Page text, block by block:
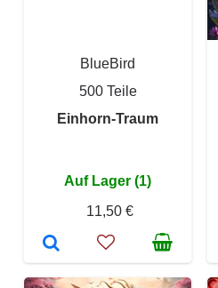
BlueBird
500 Teile
Einhorn-Traum
Auf Lager (1)
11,50 €